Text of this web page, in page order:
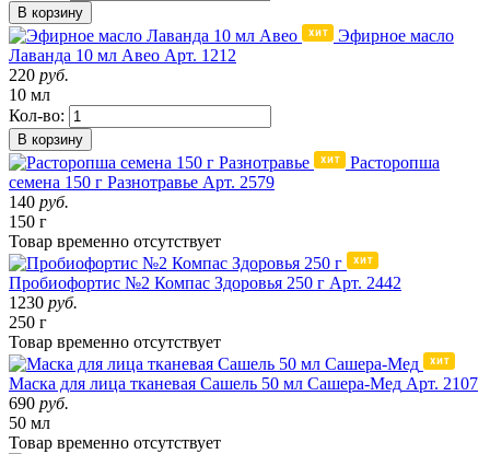
В корзину
Эфирное масло
Лаванда 10 мл Авео Арт. 1212
220 руб.
10 мл
Кол-во:
В корзину
Расторопша
семена 150 г Разнотравье Арт. 2579
140 руб.
150 г
Товар временно отсутствует
Пробиофортис №2 Компас Здоровья 250 г Арт. 2442
1230 руб.
250 г
Товар временно отсутствует
Маска для лица тканевая Сашель 50 мл Сашера-Мед Арт. 2107
690 руб.
50 мл
Товар временно отсутствует